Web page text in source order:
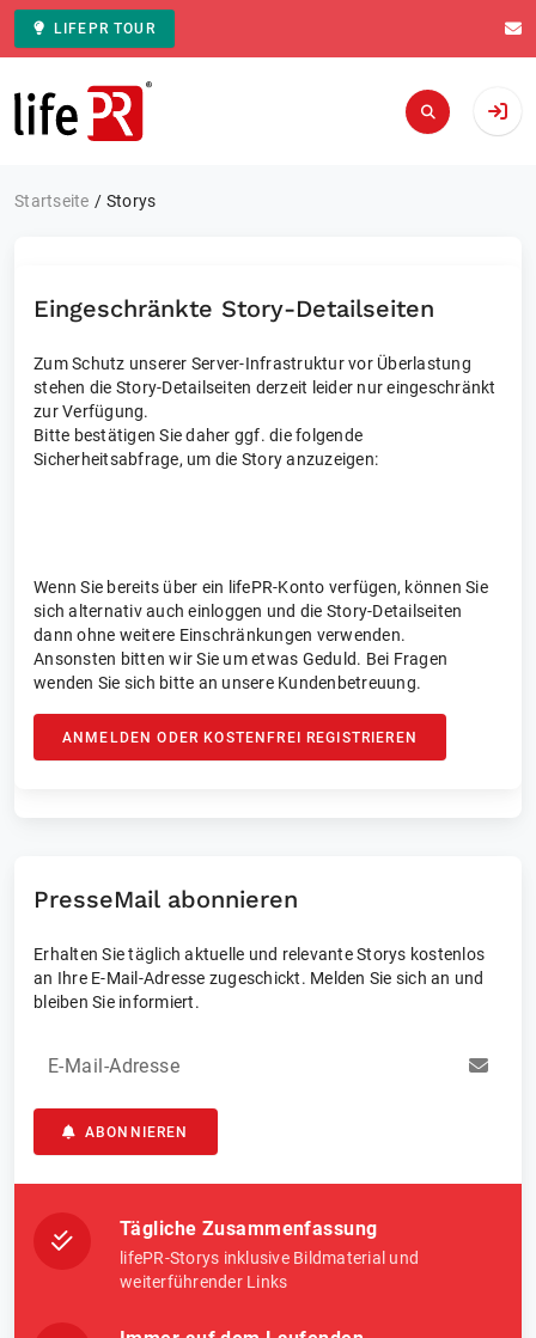
LIFEPR TOUR
Zur Startseite
Startseite Storys
Eingeschränkte Story-Detailseiten
Zum Schutz unserer Server-Infrastruktur vor Überlastung
stehen die Story-Detailseiten derzeit leider nur eingeschränkt
zur Verfügung.
Bitte bestätigen Sie daher ggf. die folgende
Sicherheitsabfrage, um die Story anzuzeigen:
Wenn Sie bereits über ein lifePR-Konto verfügen, können Sie
sich alternativ auch einloggen und die Story-Detailseiten
dann ohne weitere Einschränkungen verwenden.
Ansonsten bitten wir Sie um etwas Geduld. Bei Fragen
wenden Sie sich bitte an unsere Kundenbetreuung.
ANMELDEN ODER KOSTENFREI REGISTRIEREN
PresseMail abonnieren
Erhalten Sie täglich aktuelle und relevante Storys kostenlos
an Ihre E-Mail-Adresse zugeschickt. Melden Sie sich an und
bleiben Sie informiert.
E-Mail-Adresse
ABONNIEREN
Tägliche Zusammenfassung
lifePR-Storys inklusive Bildmaterial und
weiterführender Links